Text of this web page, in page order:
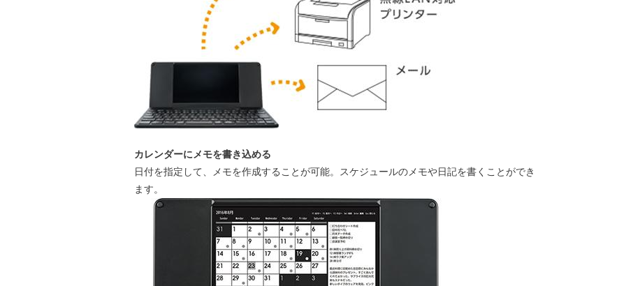
カレンダーにメモを書き込める
日付を指定して、メモを作成することが可能。スケジュールのメモや日記を書くことができ
ます。